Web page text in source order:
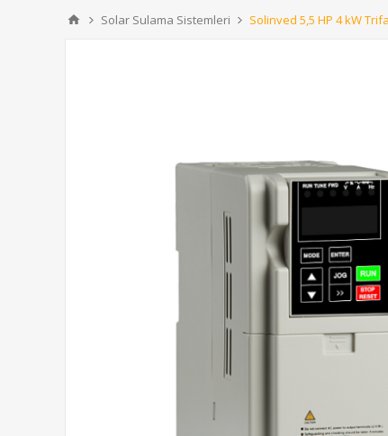
Solar Sulama Sistemleri Solinved 5,5 HP 4 kW